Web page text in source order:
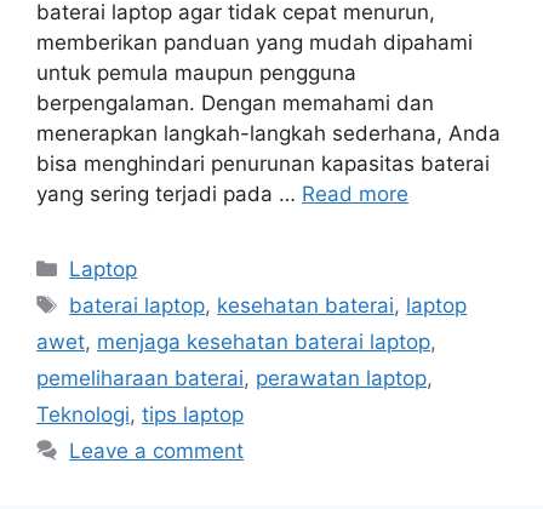
baterai laptop agar tidak cepat menurun,
memberikan panduan yang mudah dipahami
untuk pemula maupun pengguna
berpengalaman. Dengan memahami dan
menerapkan langkah-langkah sederhana, Anda
bisa menghindari penurunan kapasitas baterai
yang sering terjadi pada … Read more
Categories
Laptop
Tags
baterai laptop, kesehatan baterai, laptop
awet, menjaga kesehatan baterai laptop,
pemeliharaan baterai, perawatan laptop,
Teknologi, tips laptop
Leave a comment